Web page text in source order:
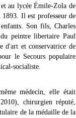
au lycée Émile-Zola de
1893. Il est professeur de
Son fils, Charles
peintre libertaire Paul
d'art et conservatrice de
le Secours populaire
socialiste.
médecin, elle était
chirurgien réputé,
de la médaille de la